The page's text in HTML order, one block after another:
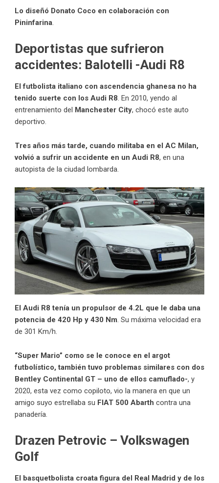
Lo diseñó Donato Coco en colaboración con
Pininfarina.
Deportistas que sufrieron
accidentes: Balotelli -Audi R8
El futbolista italiano con ascendencia ghanesa no ha
tenido suerte con los Audi R8. En 2010, yendo al
entrenamiento del Manchester City, chocó este auto
deportivo.
Tres años más tarde, cuando militaba en el AC Milan,
volvió a sufrir un accidente en un Audi R8, en una
autopista de la ciudad lombarda.
El Audi R8 tenía un propulsor de 4.2L que le daba una
potencia de 420 Hp y 430 Nm . Su máxima velocidad era
de 301 Km/h.
“Super Mario” como se le conoce en el argot
futbolístico, también tuvo problemas similares con dos
Bentley Continental GT – uno de ellos camuflado-, y
2020, esta vez como copiloto, vio la manera en que un
amigo suyo estrellaba su FIAT 500 Abarth contra una
panadería.
Drazen Petrovic – Volkswagen
Golf
El basquetbolista croata figura del Real Madrid y de los